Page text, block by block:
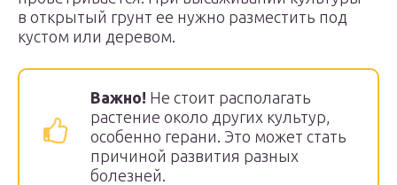
в открытый грунт ее нужно разместить под
кустом или деревом.
Важно! Не стоит располагать
растение около других культур,
особенно герани. Это может стать
причиной развития разных
болезней.